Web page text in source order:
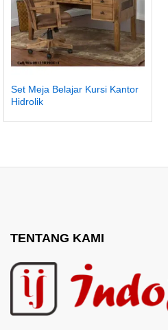
Set Meja Belajar Kursi Kantor
Hidrolik
TENTANG KAMI